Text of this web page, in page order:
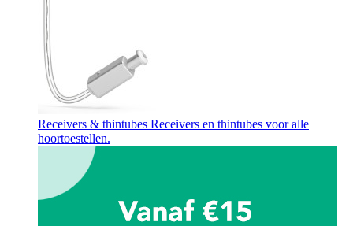
Receivers & thintubes Receivers en thintubes voor alle
hoortoestellen.